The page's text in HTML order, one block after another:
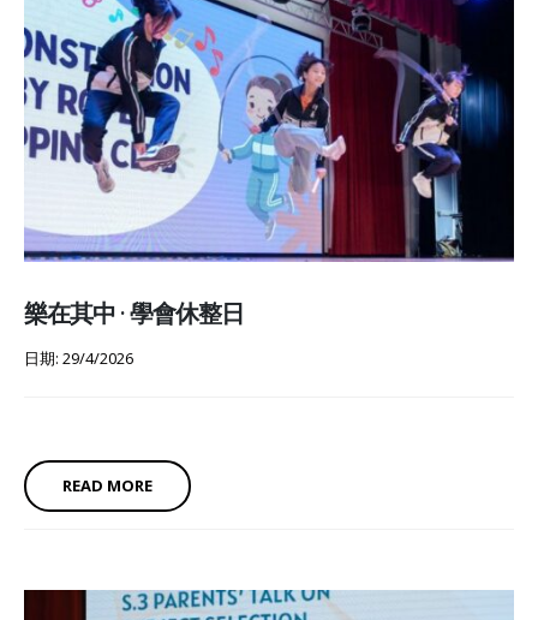
樂在其中 · 學會休整日
日期: 29/4/2026
READ MORE